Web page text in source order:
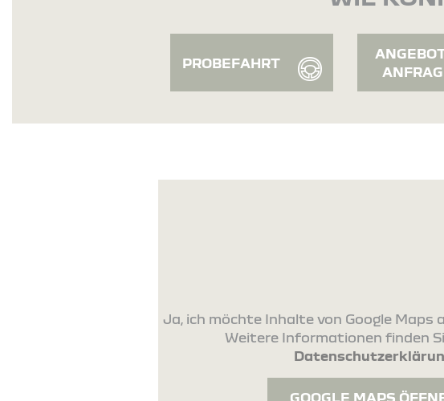
PROBEFAHRT
Ja, ich möchte Inhalte von Google Maps
Weitere Informationen finden
GOOGLE MAPS